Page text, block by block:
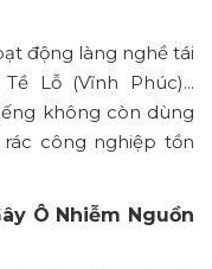
động làng nghề tái
Lỗ (Vĩnh Phúc)...
không còn dùng
công nghiệp tồn
Ô Nhiễm Nguồn